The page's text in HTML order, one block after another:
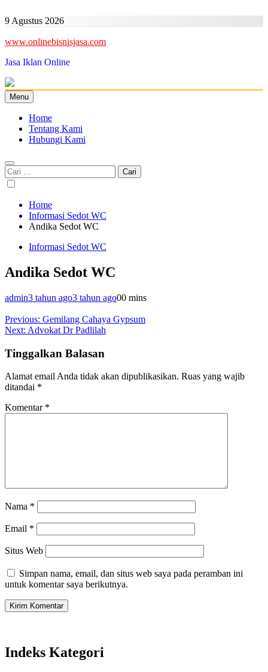
to
9 Agustus 2026
www.onlinebisnisjasa.com
Jasa Iklan Online
Menu
Home
Tentang Kami
Hubungi Kami
Cari
untuk:
Home
Informasi Sedot WC
Andika Sedot WC
Informasi Sedot WC
Andika Sedot WC
admin3 tahun ago3 tahun ago00 mins
Navigasi
pos
Previous: Gemilang Cahaya Gypsum
Next: Advokat Dr Padlilah
Tinggalkan Balasan
Alamat email Anda tidak akan dipublikasikan. Ruas yang wajib
ditandai *
Komentar *
Nama *
Email *
Situs Web
Simpan nama, email, dan situs web saya pada peramban ini
untuk komentar saya berikutnya.
Indeks Kategori